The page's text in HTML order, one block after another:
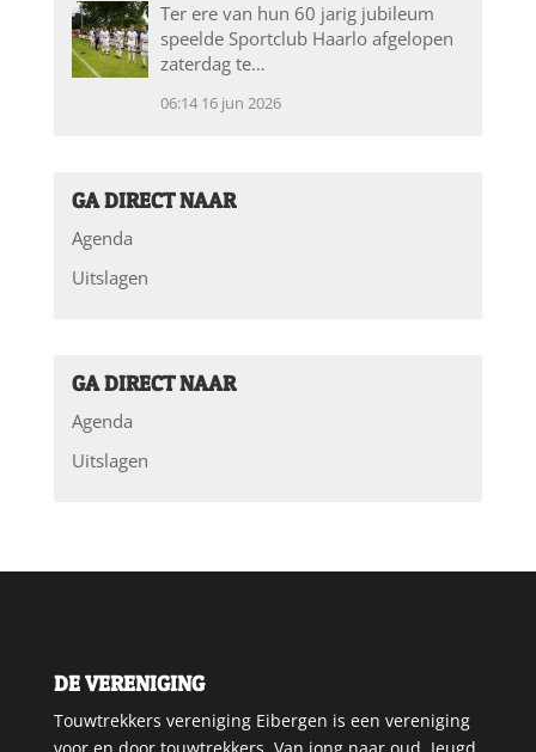
Ter ere van hun 60 jarig jubileum
speelde Sportclub Haarlo afgelopen
zaterdag te…
06:14 16 jun 2026
GA DIRECT NAAR
Agenda
Uitslagen
GA DIRECT NAAR
Agenda
Uitslagen
DE VERENIGING
Touwtrekkers vereniging Eibergen is een vereniging
voor en door touwtrekkers. Van jong naar oud. Jeugd,